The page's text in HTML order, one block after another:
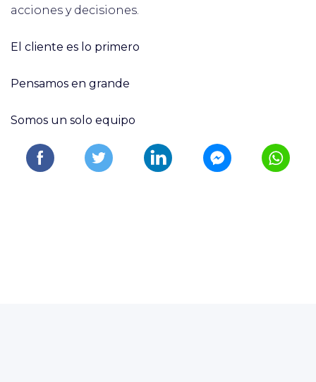
acciones y decisiones.
El cliente es lo primero
Pensamos en grande
Somos un solo equipo